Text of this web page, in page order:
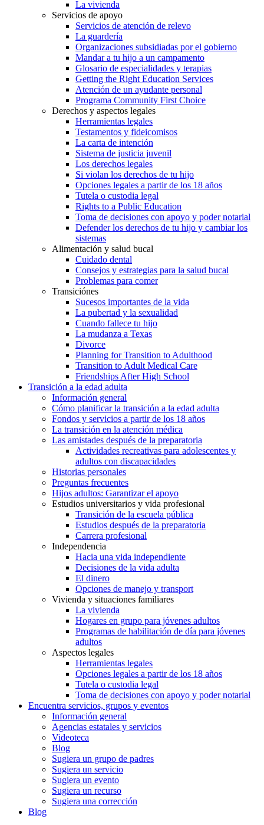
La vivienda
Servicios de apoyo
Servicios de atención de relevo
La guardería
Organizaciones subsidiadas por el gobierno
Mandar a tu hijo a un campamento
Glosario de especialidades y terapias
Getting the Right Education Services
Atención de un ayudante personal
Programa Community First Choice
Derechos y aspectos legales
Herramientas legales
Testamentos y fideicomisos
La carta de intención
Sistema de justicia juvenil
Los derechos legales
Si violan los derechos de tu hijo
Opciones legales a partir de los 18 años
Tutela o custodia legal
Rights to a Public Education
Toma de decisiones con apoyo y poder notarial
Defender los derechos de tu hijo y cambiar los
sistemas
Alimentación y salud bucal
Cuidado dental
Consejos y estrategias para la salud bucal
Problemas para comer
Transiciónes
Sucesos importantes de la vida
La pubertad y la sexualidad
Cuando fallece tu hijo
La mudanza a Texas
Divorce
Planning for Transition to Adulthood
Transition to Adult Medical Care
Friendships After High School
Transición a la edad adulta
Información general
Cómo planificar la transición a la edad adulta
Fondos y servicios a partir de los 18 años
La transición en la atención médica
Las amistades después de la preparatoria
Actividades recreativas para adolescentes y
adultos con discapacidades
Historias personales
Preguntas frecuentes
Hijos adultos: Garantizar el apoyo
Estudios universitarios y vida profesional
Transición de la escuela pública
Estudios después de la preparatoria
Carrera profesional
Independencia
Hacia una vida independiente
Decisiones de la vida adulta
El dinero
Opciones de manejo y transport
Vivienda y situaciones familiares
La vivienda
Hogares en grupo para jóvenes adultos
Programas de habilitación de día para jóvenes
adultos
Aspectos legales
Herramientas legales
Opciones legales a partir de los 18 años
Tutela o custodia legal
Toma de decisiones con apoyo y poder notarial
Encuentra servicios, grupos y eventos
Información general
Agencias estatales y servicios
Videoteca
Blog
Sugiera un grupo de padres
Sugiera un servicio
Sugiera un evento
Sugiera un recurso
Sugiera una corrección
Blog